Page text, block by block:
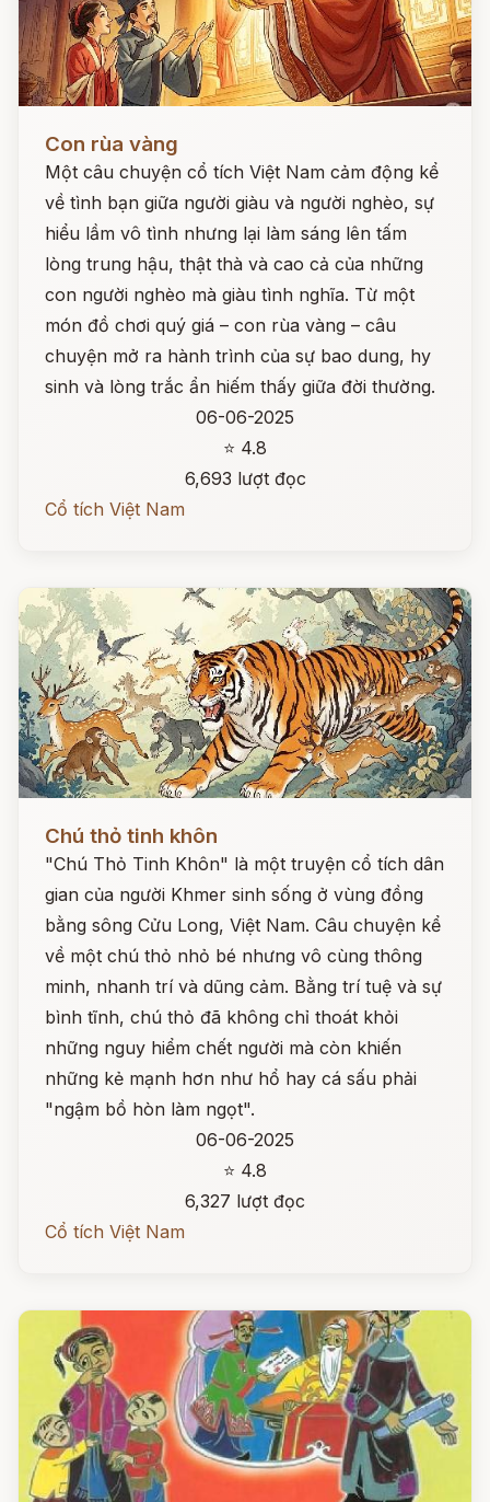
Con rùa vàng
Một câu chuyện cổ tích Việt Nam cảm động kể
về tình bạn giữa người giàu và người nghèo, sự
hiểu lầm vô tình nhưng lại làm sáng lên tấm
lòng trung hậu, thật thà và cao cả của những
con người nghèo mà giàu tình nghĩa. Từ một
món đồ chơi quý giá – con rùa vàng – câu
chuyện mở ra hành trình của sự bao dung, hy
sinh và lòng trắc ẩn hiếm thấy giữa đời thường.
06-06-2025
⭐ 4.8
6,693 lượt đọc
Cổ tích Việt Nam
Chú thỏ tinh khôn
"Chú Thỏ Tinh Khôn" là một truyện cổ tích dân
gian của người Khmer sinh sống ở vùng đồng
bằng sông Cửu Long, Việt Nam. Câu chuyện kể
về một chú thỏ nhỏ bé nhưng vô cùng thông
minh, nhanh trí và dũng cảm. Bằng trí tuệ và sự
bình tĩnh, chú thỏ đã không chỉ thoát khỏi
những nguy hiểm chết người mà còn khiến
những kẻ mạnh hơn như hổ hay cá sấu phải
"ngậm bồ hòn làm ngọt".
06-06-2025
⭐ 4.8
6,327 lượt đọc
Cổ tích Việt Nam